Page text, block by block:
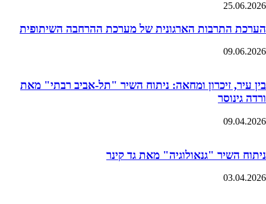
25.06.2026
הערכת התרבות הארגונית של מערכת ההרחבה השיתופית
09.06.2026
בין עיר, זיכרון ומחאה: ניתוח השיר "תל-אביב רבתי" מאת
ורדה גינוסר
09.04.2026
ניתוח השיר "גנאולוגיה" מאת גד קינר
03.04.2026